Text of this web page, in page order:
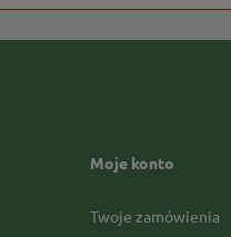
Moje konto
Twoje zamówienia